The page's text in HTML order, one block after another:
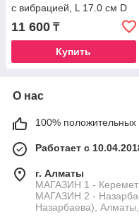
с вибрацией, L 17.0 см D
11 600 ₸
Купить
О нас
100% положительных
Работает с
г. Алматы
МАГАЗИН 1 - Керемет
МАГАЗИН 2 -
Назарбаева), Алматы,